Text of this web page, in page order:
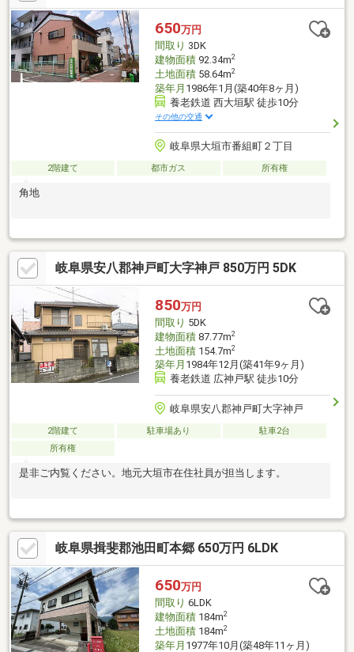
650万円
間取り 3DK
建物面積92.34m2
土地面積58.64m2
築年月 1986年1月(築40年8ヶ月)
養老鉄道 西大垣駅 徒歩10分
その他の交通
岐阜県大垣市番組町２丁目
2階建て 都市ガス 所有権
角地
岐阜県安八郡神戸町大字神戸 850万円 5DK
850万円
間取り 5DK
建物面積87.77m2
土地面積154.7m2
築年月 1984年12月(築41年9ヶ月)
養老鉄道 広神戸駅 徒歩10分
岐阜県安八郡神戸町大字神戸
2階建て 駐車場あり
駐車2台
所有権
是非ご内覧ください。地元大垣市在住社員が担当します。
岐阜県揖斐郡池田町本郷 650万円 6LDK
650万円
間取り 6LDK
建物面積184m2
土地面積184m2
築年月 1977年10月(築48年11ヶ月)